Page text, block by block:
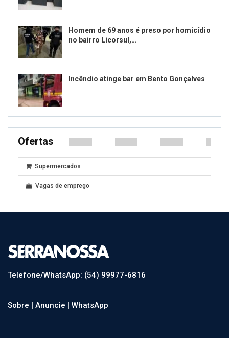
Homem de 69 anos é preso por homicídio
no bairro Licorsul,…
Incêndio atinge bar em Bento Gonçalves
Ofertas
Supermercados
Vagas de emprego
Telefone/WhatsApp: (54) 99977-6816
Sobre | Anuncie | WhatsApp